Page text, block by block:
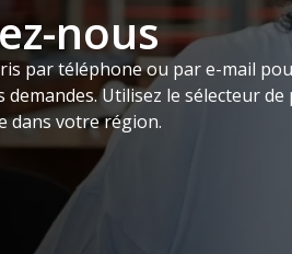
nous
par téléphone ou par e-mail
demandes. Utilisez le sélecteur
dans votre région.